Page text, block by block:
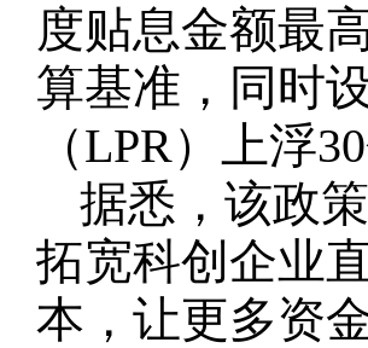
度贴息金额最
算基准，同时
（LPR）上浮
据悉，该政
拓宽科创企业
本，让更多资